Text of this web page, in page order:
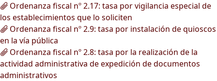
Ordenanza fiscal nº 2.17: tasa por vigilancia especial de
los establecimientos que lo soliciten
Ordenanza fiscal nº 2.9: tasa por instalación de quioscos
en la vía pública
Ordenanza fiscal nº 2.8: tasa por la realización de la
actividad administrativa de expedición de documentos
administrativos